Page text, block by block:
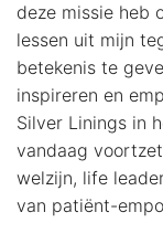
deze missie heb
lessen uit mijn
betekenis te
inspireren en
Silver Linings in
vandaag
welzijn, life
van patiënt-